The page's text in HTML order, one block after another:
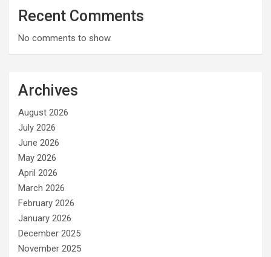
Recent Comments
No comments to show.
Archives
August 2026
July 2026
June 2026
May 2026
April 2026
March 2026
February 2026
January 2026
December 2025
November 2025